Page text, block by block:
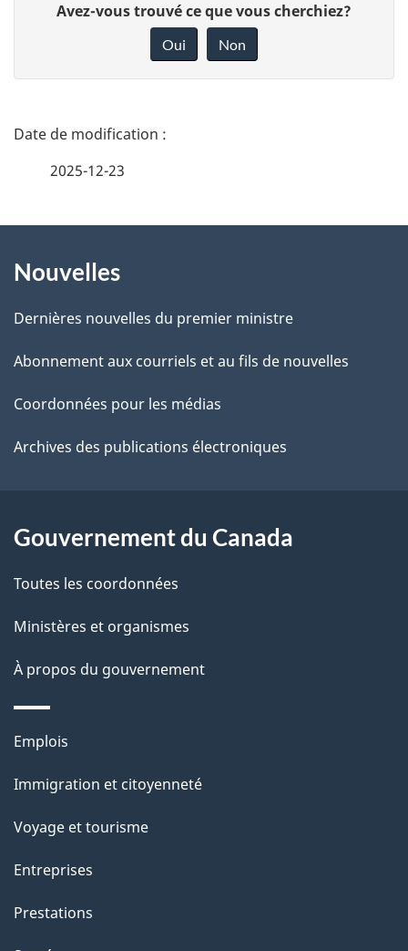
z
t
r
e
r
t
r
a
i
o
s
c
e
t
e
a
g
Avez-vous trouvé ce que vous cherchiez?
Oui Non
D
i
l
s
d
e
a
p
a
g
e
2025-12-23
propos
de
ce
site
Nouvelles
Dernières nouvelles du premier ministre
Abonnement aux courriels et au fils de nouvelles
Coordonnées pour les médias
Archives des publications électroniques
Gouvernement du Canada
Toutes les coordonnées
Ministères et organismes
À propos du gouvernement
Thèmes
sujets
Emplois
Immigration et citoyenneté
Voyage et tourisme
Entreprises
Prestations